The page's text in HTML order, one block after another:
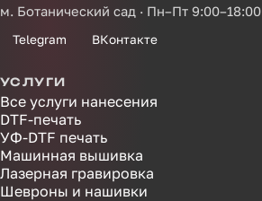
м. Ботанический сад · Пн–Пт 9:00–18:00
Telegram ВКонтакте
УСЛУГИ
Все услуги нанесения
DTF-печать
УФ-DTF печать
Машинная вышивка
Лазерная гравировка
Шевроны и нашивки